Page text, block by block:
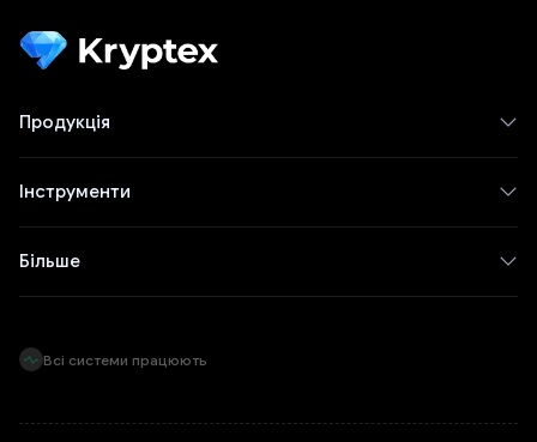
Продукція
Інструменти
Більше
Всі системи працюють